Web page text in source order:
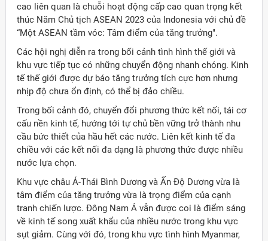
cao liên quan là chuỗi hoạt động cấp cao quan trọng kết
thúc Năm Chủ tịch ASEAN 2023 của Indonesia với chủ đề
“Một ASEAN tầm vóc: Tâm điểm của tăng trưởng".
Các hội nghị diễn ra trong bối cảnh tình hình thế giới và
khu vực tiếp tục có những chuyển động nhanh chóng. Kinh
tế thế giới được dự báo tăng trưởng tích cực hơn nhưng
nhịp độ chưa ổn định, có thể bị đảo chiều.
Trong bối cảnh đó, chuyển đổi phương thức kết nối, tái cơ
cấu nền kinh tế, hướng tới tự chủ bền vững trở thành nhu
cầu bức thiết của hầu hết các nước. Liên kết kinh tế đa
chiều với các kết nối đa dạng là phương thức được nhiều
nước lựa chọn.
Khu vực châu Á-Thái Bình Dương và Ấn Độ Dương vừa là
tâm điểm của tăng trưởng vừa là trọng điểm của cạnh
tranh chiến lược. Đông Nam Á vẫn được coi là điểm sáng
về kinh tế song xuất khẩu của nhiều nước trong khu vực
sụt giảm. Cùng với đó, trong khu vực tình hình Myanmar,